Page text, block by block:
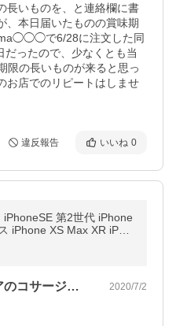
長いものを、と連絡欄に書
、本日届いたものの賞味期
で6/28に注文した同
ったので、少なくとも当
の長いものが来ると思っ
お店でのリピートはしませ
違反報告 いいね 0
iPhoneSE 第2世代 iPhone
iPhone XS Max XR iPho
以前合皮で出来たカメリアのコサージュが… 2020/7/2